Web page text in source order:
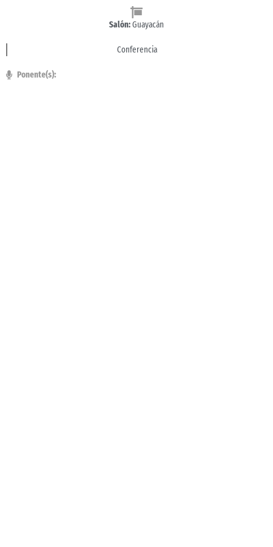
Salón:Guayacán
Conferencia
Ponente(s):